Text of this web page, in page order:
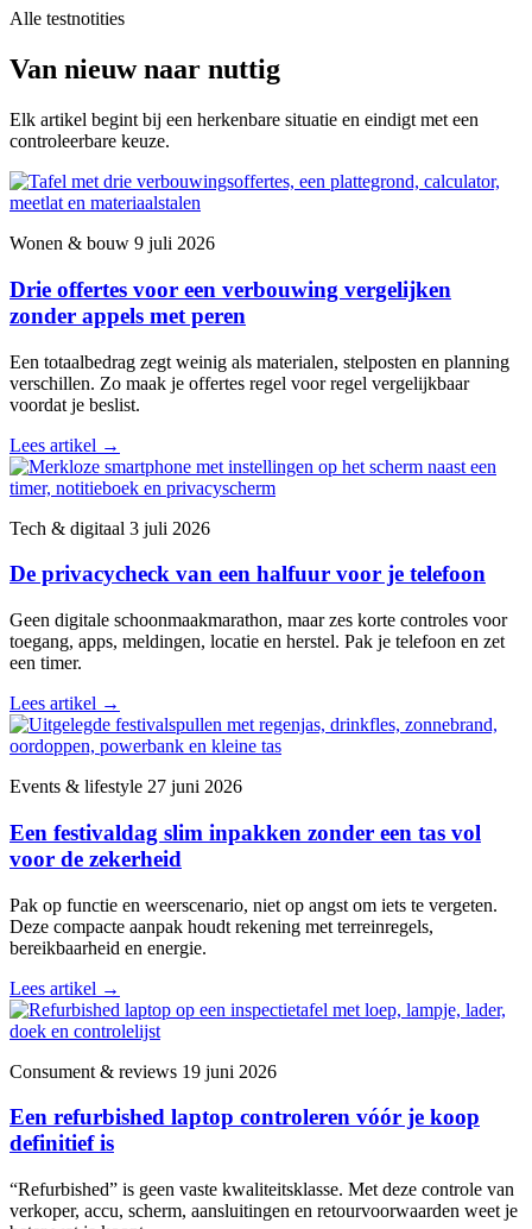
Alle testnotities
Van nieuw naar nuttig
Elk artikel begint bij een herkenbare situatie en eindigt met een
controleerbare keuze.
Wonen & bouw 9 juli 2026
Drie offertes voor een verbouwing vergelijken
zonder appels met peren
Een totaalbedrag zegt weinig als materialen, stelposten en planning
verschillen. Zo maak je offertes regel voor regel vergelijkbaar
voordat je beslist.
Lees artikel →
Tech & digitaal 3 juli 2026
De privacycheck van een halfuur voor je telefoon
Geen digitale schoonmaakmarathon, maar zes korte controles voor
toegang, apps, meldingen, locatie en herstel. Pak je telefoon en zet
een timer.
Lees artikel →
Events & lifestyle 27 juni 2026
Een festivaldag slim inpakken zonder een tas vol
voor de zekerheid
Pak op functie en weerscenario, niet op angst om iets te vergeten.
Deze compacte aanpak houdt rekening met terreinregels,
bereikbaarheid en energie.
Lees artikel →
Consument & reviews 19 juni 2026
Een refurbished laptop controleren vóór je koop
definitief is
“Refurbished” is geen vaste kwaliteitsklasse. Met deze controle van
verkoper, accu, scherm, aansluitingen en retourvoorwaarden weet je